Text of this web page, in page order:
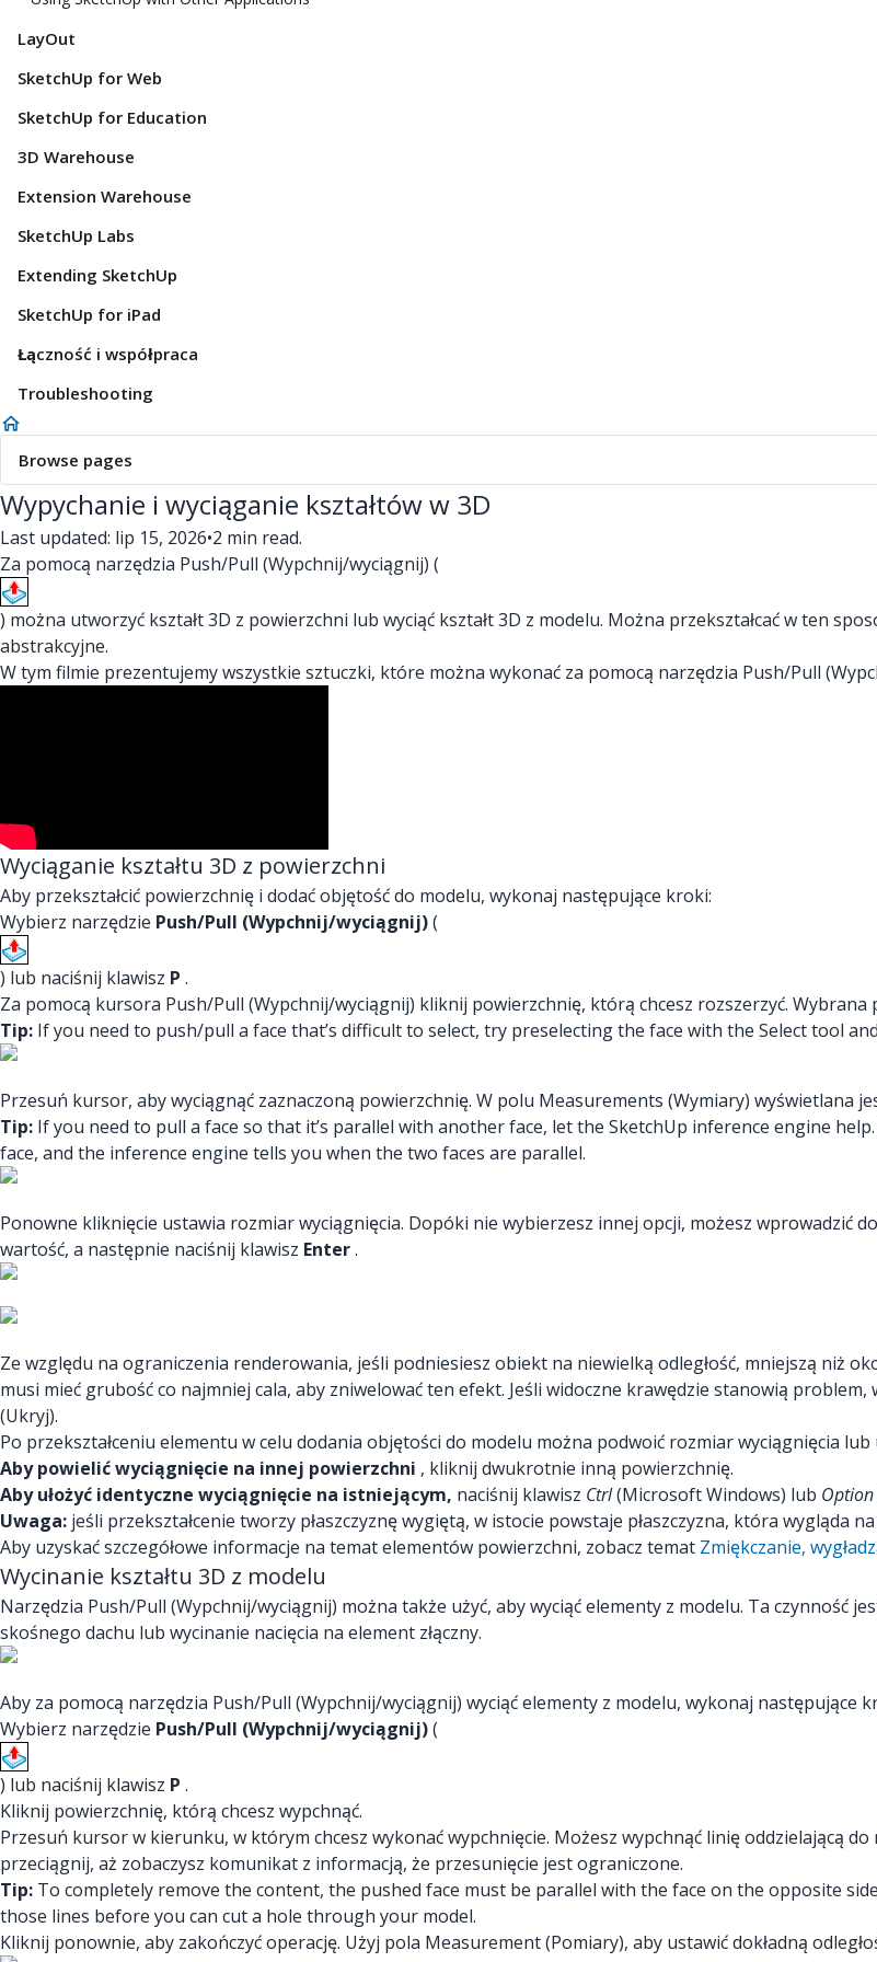
LayOut
SketchUp for Web
SketchUp for Education
3D Warehouse
Extension Warehouse
SketchUp Labs
Extending SketchUp
SketchUp for iPad
Łączność i współpraca
Troubleshooting
Browse pages
Wypychanie i wyciąganie kształtów w 3D
Last updated: lip 15, 2026•2 min read.
Za pomocą narzędzia Push/Pull (Wypchnij/wyciągnij) (
) można utworzyć kształt 3D z powierzchni lub wyciąć kształt 3D z modelu. Można przekształcać w ten
abstrakcyjne.
W tym filmie prezentujemy wszystkie sztuczki, które można wykonać za pomocą narzędzia Push/Pull
Wyciąganie kształtu 3D z powierzchni
Aby przekształcić powierzchnię i dodać objętość do modelu, wykonaj następujące kroki:
Wybierz narzędzie Push/Pull (Wypchnij/wyciągnij)(
) lub naciśnij klawisz P .
Za pomocą kursora Push/Pull (Wypchnij/wyciągnij) kliknij powierzchnię, którą chcesz rozszerzyć. Wybrana
Tip: If you need to push/pull a face that’s difficult to select, try preselecting the face with the Select tool
Przesuń kursor, aby wyciągnąć zaznaczoną powierzchnię. W polu Measurements (Wymiary) wyświetlana
Tip: If you need to pull a face so that it’s parallel with another face, let the SketchUp inference engine
face, and the inference engine tells you when the two faces are parallel.
Ponowne kliknięcie ustawia rozmiar wyciągnięcia. Dopóki nie wybierzesz innej opcji, możesz wprowadzić
wartość, a następnie naciśnij klawisz Enter.
Ze względu na ograniczenia renderowania, jeśli podniesiesz obiekt na niewielką odległość, mniejszą niż
musi mieć grubość co najmniej cala, aby zniwelować ten efekt. Jeśli widoczne krawędzie stanowią
(Ukryj).
Po przekształceniu elementu w celu dodania objętości do modelu można podwoić rozmiar wyciągnięcia
Aby powielić wyciągnięcie na innej powierzchni , kliknij dwukrotnie inną powierzchnię.
Aby ułożyć identyczne wyciągnięcie na istniejącym, naciśnij klawisz Ctrl(Microsoft Windows) lub Option
Uwaga: jeśli przekształcenie tworzy płaszczyznę wygiętą, w istocie powstaje płaszczyzna, która wygląda
Aby uzyskać szczegółowe informacje na temat elementów powierzchni, zobacz temat Zmiękczanie,
Wycinanie kształtu 3D z modelu
Narzędzia Push/Pull (Wypchnij/wyciągnij) można także użyć, aby wyciąć elementy z modelu. Ta czynność
skośnego dachu lub wycinanie nacięcia na element złączny.
Aby za pomocą narzędzia Push/Pull (Wypchnij/wyciągnij) wyciąć elementy z modelu, wykonaj następujące
Wybierz narzędzie Push/Pull (Wypchnij/wyciągnij)(
) lub naciśnij klawisz P .
Kliknij powierzchnię, którą chcesz wypchnąć.
Przesuń kursor w kierunku, w którym chcesz wykonać wypchnięcie. Możesz wypchnąć linię oddzielającą
przeciągnij, aż zobaczysz komunikat z informacją, że przesunięcie jest ograniczone.
Tip: To completely remove the content, the pushed face must be parallel with the face on the opposite
those lines before you can cut a hole through your model.
Kliknij ponownie, aby zakończyć operację. Użyj pola Measurement (Pomiary), aby ustawić dokładną